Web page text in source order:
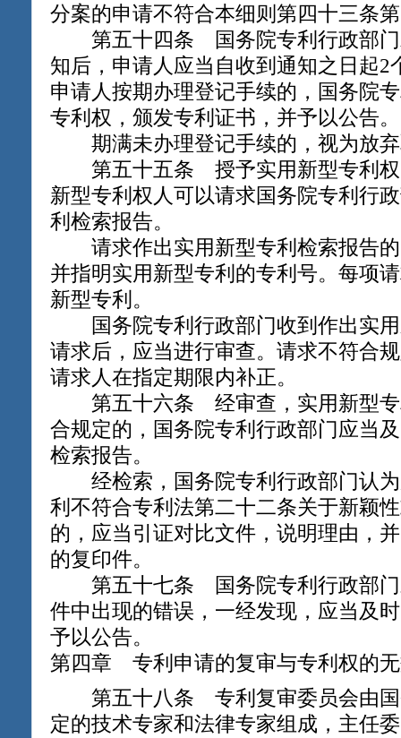
分案的申请不符合本细则第四十三条
第五十四条 国务院专利行政部门
知后，申请人应当自收到通知之日起2
申请人按期办理登记手续的，国务院
专利权，颁发专利证书，并予以公告。
期满未办理登记手续的，视为放弃
第五十五条 授予实用新型专利权
新型专利权人可以请求国务院专利行
利检索报告。
请求作出实用新型专利检索报告的
并指明实用新型专利的专利号。每项
新型专利。
国务院专利行政部门收到作出实用
请求后，应当进行审查。请求不符合
请求人在指定期限内补正。
第五十六条 经审查，实用新型专
合规定的，国务院专利行政部门应当
检索报告。
经检索，国务院专利行政部门认为
利不符合专利法第二十二条关于新颖
的，应当引证对比文件，说明理由，
的复印件。
第五十七条 国务院专利行政部门
件中出现的错误，一经发现，应当及
予以公告。
第四章 专利申请的复审与专利权的
第五十八条 专利复审委员会由国
定的技术专家和法律专家组成，主任